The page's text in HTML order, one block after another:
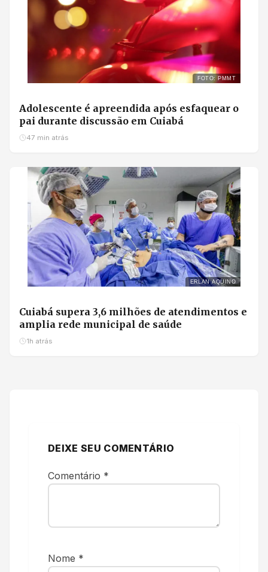
FOTO: PMMT
Adolescente é apreendida após esfaquear o
pai durante discussão em Cuiabá
47 min atrás
ERLAN AQUINO
Cuiabá supera 3,6 milhões de atendimentos e
amplia rede municipal de saúde
1h atrás
DEIXE SEU COMENTÁRIO
Comentário *
Nome *